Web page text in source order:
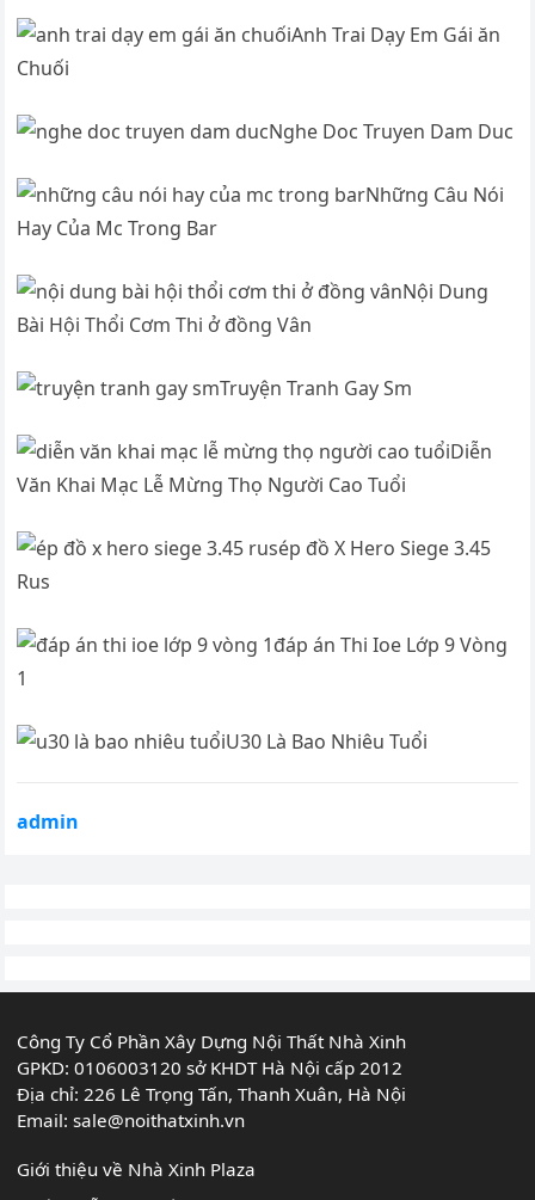
Anh Trai Dạy Em Gái ăn
Chuối
Nghe Doc Truyen Dam Duc
Những Câu Nói
Hay Của Mc Trong Bar
Nội Dung
Bài Hội Thổi Cơm Thi ở đồng Vân
Truyện Tranh Gay Sm
Diễn
Văn Khai Mạc Lễ Mừng Thọ Người Cao Tuổi
ép đồ X Hero Siege 3.45
Rus
đáp án Thi Ioe Lớp 9 Vòng
1
U30 Là Bao Nhiêu Tuổi
admin
Công Ty Cổ Phần Xây Dựng Nội Thất Nhà Xinh
GPKD: 0106003120 sở KHDT Hà Nội cấp 2012
Địa chỉ: 226 Lê Trọng Tấn, Thanh Xuân, Hà Nội
Email:sale@noithatxinh.vn
Giới thiệu về Nhà Xinh Plaza